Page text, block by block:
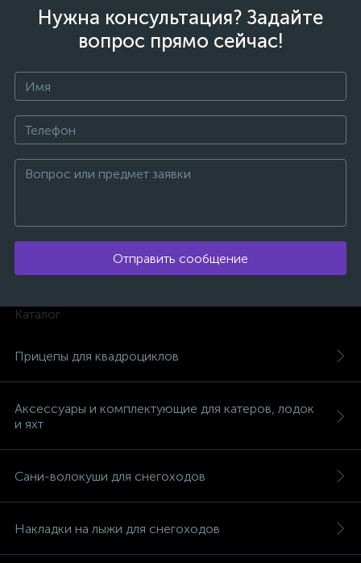
Нужна консультация? Задайте
вопрос прямо сейчас!
Отправить сообщение
Каталог
Прицепы для квадроциклов
Аксессуары и комплектующие для катеров, лодок
и яхт
Сани-волокуши для снегоходов
Накладки на лыжи для снегоходов